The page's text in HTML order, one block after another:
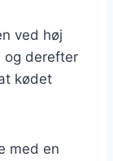
ved høj
og derefter
kødet
med en